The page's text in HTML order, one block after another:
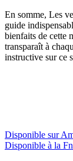
En somme, Les
guide
bienfaits de cette
transparaît à
instructive sur ce
Disponible sur
Disponible à la